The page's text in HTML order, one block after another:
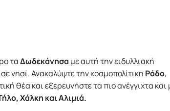
ταΔωδεκάνησα με αυτή την ειδυλλιακή
νησί. Ανακαλύψτε την κοσμοπολίτικη Ρόδο,
θέα και εξερευνήστε τα πιο ανέγγιχτα και
Χάλκη και Αλιμιά.